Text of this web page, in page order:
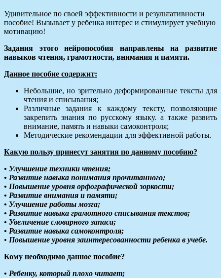
Удивительное по своей эффективности и результативности
пособие! Вызывает у ребенка интерес и стимулирует учебную
мотивацию!
Задания этого нейропособия направлены на развитие
навыков чтения, грамотности, внимания и памяти.
Данное пособие содержит:
Небольшие, но зрительно деформированные тексты для
чтения и списывания;
Различные задания к каждому тексту, позволяющие
закрепить знания по русскому языку. а также развить
внимание, память и навыки самоконтроля;
Методические рекомендации для эффективной работы.
Какую пользу принесут занятия по данному пособию?
• Улучшение техники чтения;
• Развитие навыка понимания прочитанного;
• Повышение уровня орфографической зоркости;
• Развитие внимания и памяти;
• Улучшение работы мозга;
• Развитие навыка грамотного списывания текстов;
• Увеличение словарного запаса;
• Развитие навыка самоконтроля;
• Повышение уровня заинтересованности ребенка в учебе.
Кому необходимо данное пособие?
• Ребенку, который плохо читает;